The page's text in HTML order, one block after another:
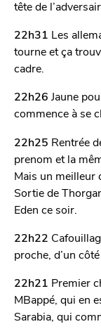
tête de
22h31 Les
tourne et ça
cadre.
22h26 Jaune
commence à se
22h25 Rentrée
prenom et la
Mais un meilleur
Sortie de
Eden ce soir.
22h22
proche, d’un
22h21 Premier
MBappé, qui en
Sarabia, qui